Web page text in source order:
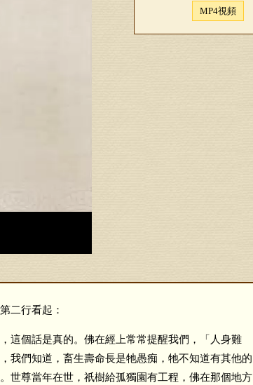
MP4視頻
二行看起：
個話是真的。佛在經上常常提醒我們，「人身難
我們知道，畜生壽命長是牠愚痴，牠不知道有其他的
世尊當年在世，祇樹給孤獨園有工程，佛在那個地方